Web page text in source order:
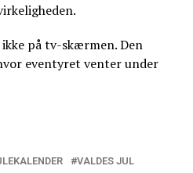
på tv-skærmen. Den
eventyret venter under
VALDES JUL